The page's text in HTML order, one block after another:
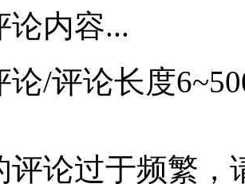
论内容...
论/评论长度
评论过于频繁，